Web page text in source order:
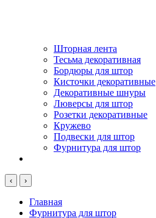
Шторная лента
Тесьма декоративная
Бордюры для штор
Кисточки декоративные
Декоративные шнуры
Люверсы для штор
Розетки декоративные
Кружево
Подвески для штор
Фурнитура для штор
‹ ›
Главная
Фурнитура для штор